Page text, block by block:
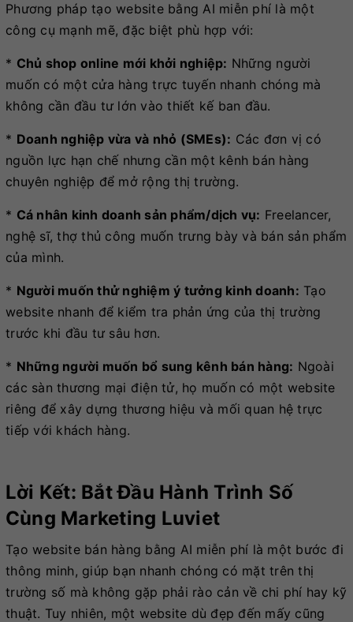
Phương pháp tạo website bằng AI miễn phí là một
công cụ mạnh mẽ, đặc biệt phù hợp với:
* Chủ shop online mới khởi nghiệp: Những người
muốn có một cửa hàng trực tuyến nhanh chóng mà
không cần đầu tư lớn vào thiết kế ban đầu.
* Doanh nghiệp vừa và nhỏ (SMEs): Các đơn vị có
nguồn lực hạn chế nhưng cần một kênh bán hàng
chuyên nghiệp để mở rộng thị trường.
* Cá nhân kinh doanh sản phẩm/dịch vụ: Freelancer,
nghệ sĩ, thợ thủ công muốn trưng bày và bán sản phẩm
của mình.
* Người muốn thử nghiệm ý tưởng kinh doanh: Tạo
website nhanh để kiểm tra phản ứng của thị trường
trước khi đầu tư sâu hơn.
* Những người muốn bổ sung kênh bán hàng: Ngoài
các sàn thương mại điện tử, họ muốn có một website
riêng để xây dựng thương hiệu và mối quan hệ trực
tiếp với khách hàng.
Lời Kết: Bắt Đầu Hành Trình Số
Cùng Marketing Luviet
Tạo website bán hàng bằng AI miễn phí là một bước đi
thông minh, giúp bạn nhanh chóng có mặt trên thị
trường số mà không gặp phải rào cản về chi phí hay kỹ
thuật. Tuy nhiên, một website dù đẹp đến mấy cũng